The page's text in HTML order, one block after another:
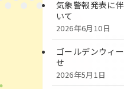
気象警報発表に
いて
2026年6月10日
ゴールデンウィ
せ
2026年5月1日